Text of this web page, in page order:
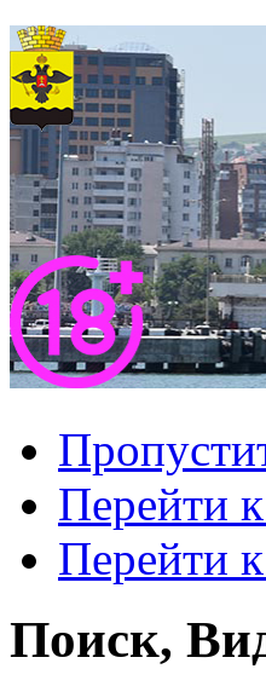
Перейти
Перейти
Поиск,